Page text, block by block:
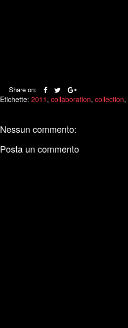
Share on:
Etichette: 2011 , collaboration, collection,
Nessun commento:
Posta un commento